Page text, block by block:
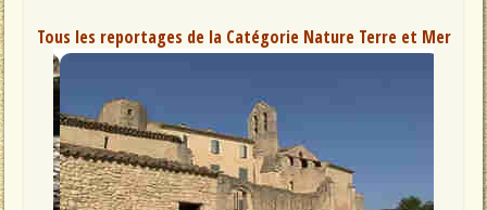
Tous les reportages de la Catégorie Nature Terre et Mer